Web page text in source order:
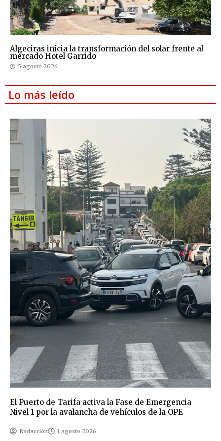
Algeciras inicia la transformación del solar frente al
mercado Hotel Garrido
5 agosto 2026
Lo más leído
El Puerto de Tarifa activa la Fase de Emergencia
Nivel 1 por la avalancha de vehículos de la OPE
Redacción 1 agosto 2026